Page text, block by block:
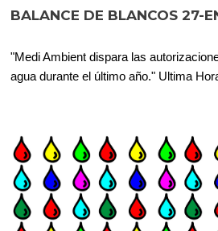
BALANCE DE BLANCOS 27-
"Medi Ambient dispara las
agua durante el último año." Ultima